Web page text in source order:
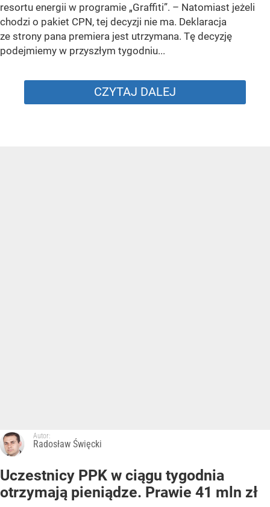
resortu energii w programie „Graffiti”. – Natomiast jeżeli
chodzi o pakiet CPN, tej decyzji nie ma. Deklaracja
ze strony pana premiera jest utrzymana. Tę decyzję
podejmiemy w przyszłym tygodniu...
CZYTAJ DALEJ
Autor:
Radosław Święcki
Uczestnicy PPK w ciągu tygodnia
otrzymają pieniądze. Prawie 41 mln zł